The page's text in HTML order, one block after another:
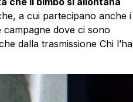
a cui partecipano anche i
dove ci sono
dalla trasmissione Chi l’ha